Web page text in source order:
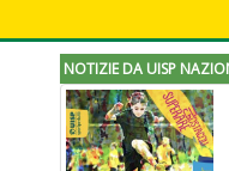
NOTIZIE DA UISP